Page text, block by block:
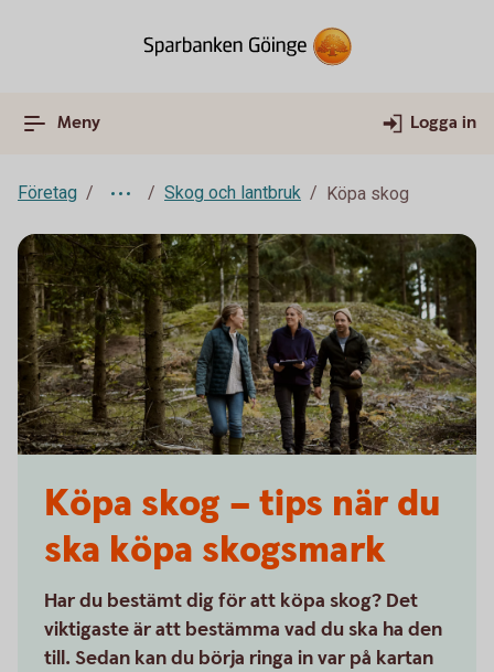
Meny Logga in
Företag Skog och lantbruk Köpa skog
Köpa skog – tips när du
ska köpa skogsmark
Har du bestämt dig för att köpa skog? Det
viktigaste är att bestämma vad du ska ha den
till. Sedan kan du börja ringa in var på kartan